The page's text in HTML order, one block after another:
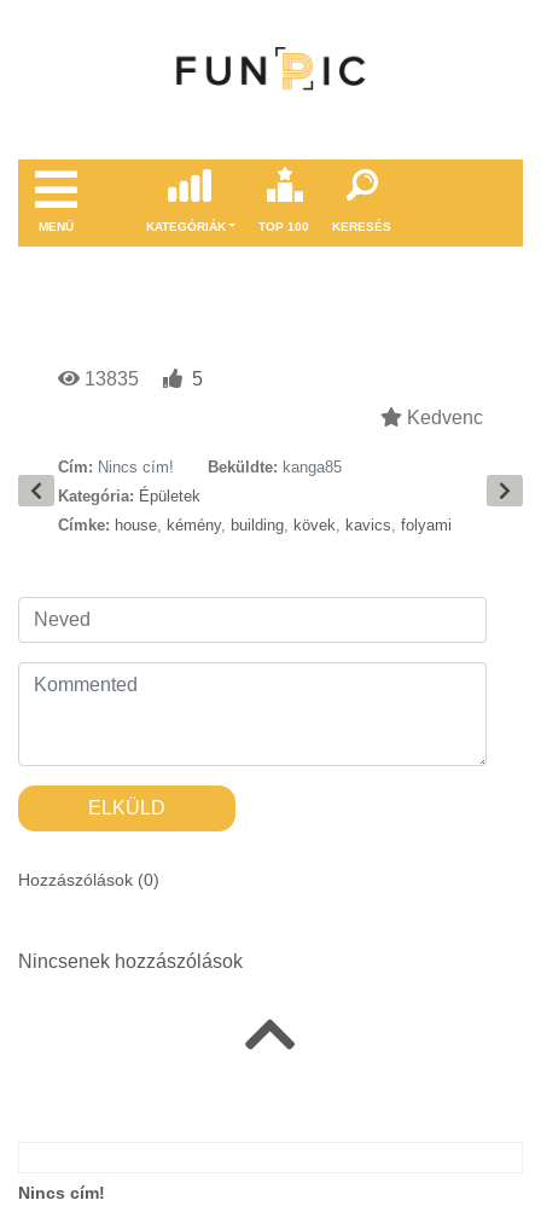
MENÜ KATEGÓRIÁK TOP 100 KERESÉS
13835
5
Kedvenc
Cím: Nincs cím! Beküldte: kanga85
Kategória: Épületek
Címke: house, kémény, building, kövek, kavics, folyami
ELKÜLD
Hozzászólások (0)
Nincsenek hozzászólások
Nincs cím!